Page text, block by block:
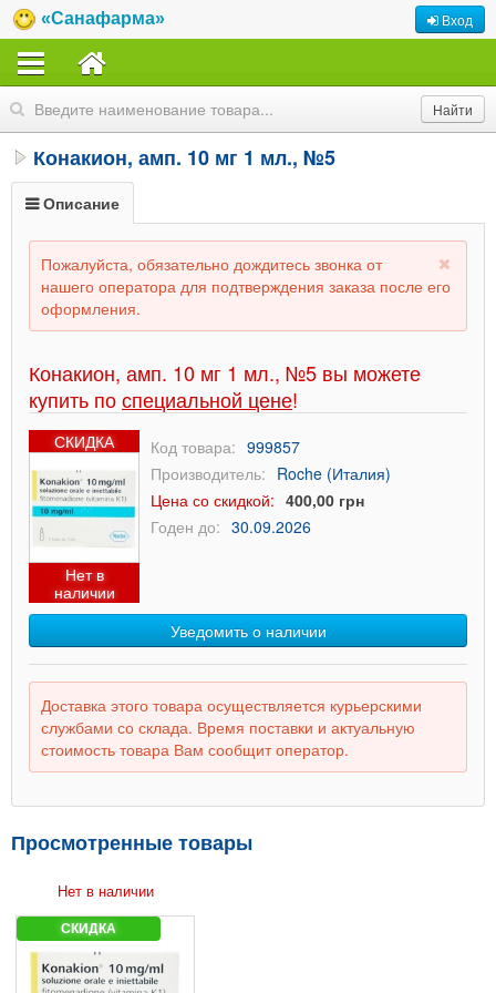
«Санафарма» Вход
Конакион, амп. 10 мг 1 мл., №5
Описание
Пожалуйста, обязательно дождитесь звонка от
нашего оператора для подтверждения заказа после его
оформления.
Конакион, амп. 10 мг 1 мл., №5 вы можете
купить поспециальной цене!
СКИДКА
Нет в
наличии
Код товара: 999857
Производитель: Roche (Италия)
Цена со скидкой: 400,00 грн
Годен до: 30.09.2026
Уведомить о наличии
Доставка этого товара осуществляется курьерскими
службами со склада. Время поставки и актуальную
стоимость товара Вам сообщит оператор.
Просмотренные товары
Нет в наличии
СКИДКА